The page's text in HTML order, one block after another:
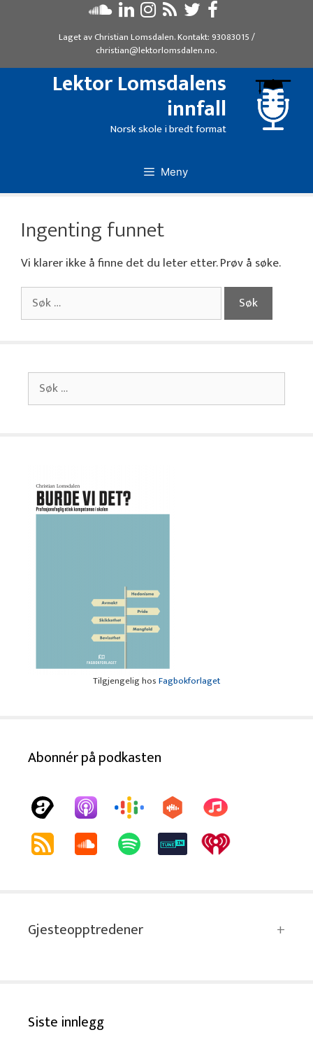
Laget avChristian Lomsdalen. Kontakt: 93083015/
christian@lektorlomsdalen.no.
Lektor Lomsdalens
innfall
Norsk skole i bredt format
Meny
Ingenting funnet
Vi klarer ikke å finne det du leter etter. Prøv å søke.
Søk
etter:
Søk
etter:
Tilgjengelig hosFagbokforlaget
Abonnér på podkasten
Gjesteopptredener
Siste innlegg